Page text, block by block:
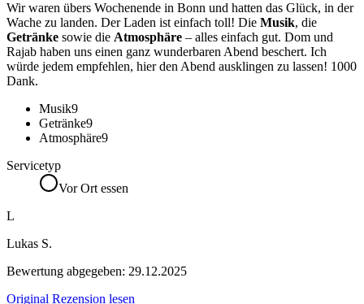
Wir waren übers Wochenende in Bonn und hatten das Glück, in der
Wache zu landen. Der Laden ist einfach toll! Die Musik, die
Getränke sowie die Atmosphäre – alles einfach gut. Dom und
Rajab haben uns einen ganz wunderbaren Abend beschert. Ich
würde jedem empfehlen, hier den Abend ausklingen zu lassen! 1000
Dank.
Musik9
Getränke9
Atmosphäre9
Servicetyp
Vor Ort essen
L
Lukas S.
Bewertung abgegeben: 29.12.2025
Original Rezension lesen